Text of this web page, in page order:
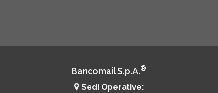
Bancomail S.p.A.®
Sedi Operative: